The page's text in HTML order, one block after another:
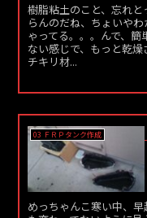
樹脂粘土のこと、忘れ
らんのだね、ちょいや
ゃってる。。。んで、
ない感じで、もっと乾燥
チキリ材...
03 ＦＲＰタンク作成
めっちゃんこ寒い中、